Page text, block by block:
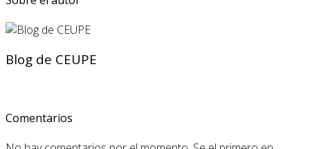
Blog de CEUPE
Comentarios